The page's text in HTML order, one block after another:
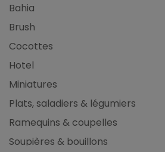
Bahia
Brush
Cocottes
Hotel
Miniatures
Plats, saladiers & légumiers
Ramequins & coupelles
Soupières & bouillons